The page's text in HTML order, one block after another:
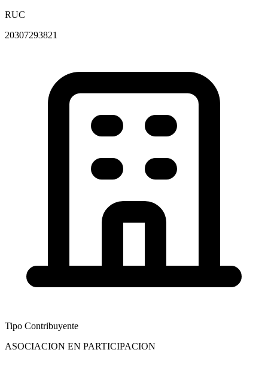
RUC
20307293821
Tipo Contribuyente
ASOCIACION EN PARTICIPACION